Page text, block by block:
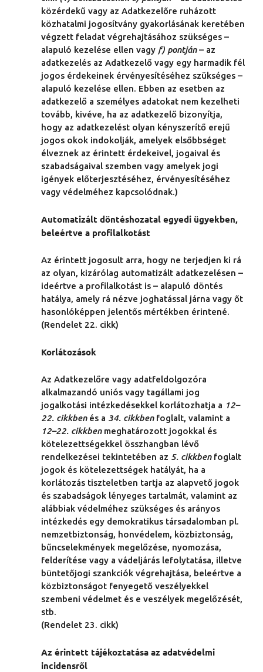
közérdekű vagy az Adatkezelőre ruházott
közhatalmi jogosítvány gyakorlásának keretében
végzett feladat végrehajtásához szükséges –
alapuló kezelése ellen vagy f) pontján– az
adatkezelés az Adatkezelő vagy egy harmadik fél
jogos érdekeinek érvényesítéséhez szükséges –
alapuló kezelése ellen. Ebben az esetben az
adatkezelő a személyes adatokat nem kezelheti
tovább, kivéve, ha az adatkezelő bizonyítja,
hogy az adatkezelést olyan kényszerítő erejű
jogos okok indokolják, amelyek elsőbbséget
élveznek az érintett érdekeivel, jogaival és
szabadságaival szemben vagy amelyek jogi
igények előterjesztéséhez, érvényesítéséhez
vagy védelméhez kapcsolódnak.)
Automatizált döntéshozatal egyedi ügyekben,
beleértve a profilalkotást
Az érintett jogosult arra, hogy ne terjedjen ki rá
az olyan, kizárólag automatizált adatkezelésen –
ideértve a profilalkotást is – alapuló döntés
hatálya, amely rá nézve joghatással járna vagy őt
hasonlóképpen jelentős mértékben érintené.
(Rendelet 22. cikk)
Korlátozások
Az Adatkezelőre vagy adatfeldolgozóra
alkalmazandó uniós vagy tagállami jog
jogalkotási intézkedésekkel korlátozhatja a 12–
22. cikkben és a 34. cikkben foglalt, valamint a
12–22. cikkben meghatározott jogokkal és
kötelezettségekkel összhangban lévő
rendelkezései tekintetében az 5. cikkben foglalt
jogok és kötelezettségek hatályát, ha a
korlátozás tiszteletben tartja az alapvető jogok
és szabadságok lényeges tartalmát, valamint az
alábbiak védelméhez szükséges és arányos
intézkedés egy demokratikus társadalomban pl.
nemzetbiztonság, honvédelem, közbiztonság,
bűncselekmények megelőzése, nyomozása,
felderítése vagy a vádeljárás lefolytatása, illetve
büntetőjogi szankciók végrehajtása, beleértve a
közbiztonságot fenyegető veszélyekkel
szembeni védelmet és e veszélyek megelőzését,
stb.
(Rendelet 23. cikk)
Az érintett tájékoztatása az adatvédelmi
incidensről